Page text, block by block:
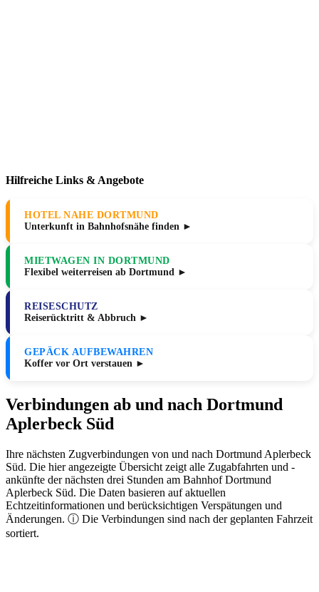
Hilfreiche Links & Angebote
HOTEL NAHE DORTMUND
Unterkunft in Bahnhofsnähe finden ►
MIETWAGEN IN DORTMUND
Flexibel weiterreisen ab Dortmund ►
REISESCHUTZ
Reiserücktritt & Abbruch ►
GEPÄCK AUFBEWAHREN
Koffer vor Ort verstauen ►
Verbindungen ab und nach Dortmund
Aplerbeck Süd
Ihre nächsten Zugverbindungen von und nach Dortmund Aplerbeck
Süd. Die hier angezeigte Übersicht zeigt alle Zugabfahrten und -
ankünfte der nächsten drei Stunden am Bahnhof Dortmund
Aplerbeck Süd. Die Daten basieren auf aktuellen
Echtzeitinformationen und berücksichtigen Verspätungen und
Änderungen. ⓘ Die Verbindungen sind nach der geplanten Fahrzeit
sortiert.